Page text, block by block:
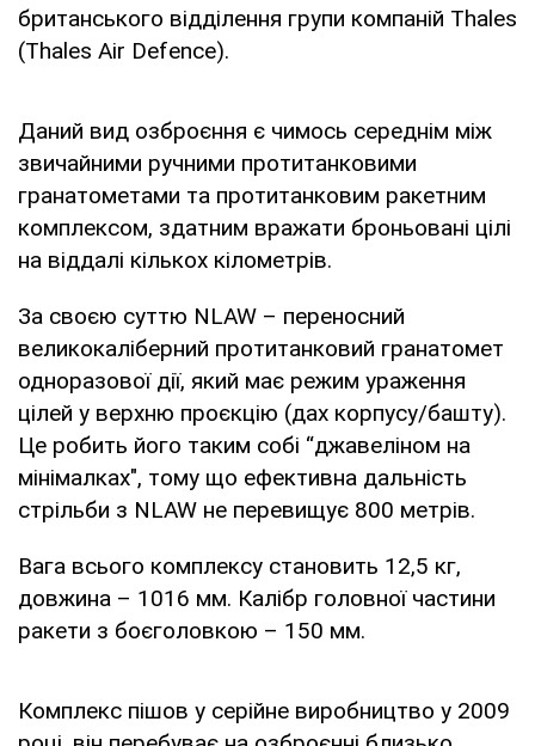
британського відділення групи компаній Thales
(Thales Air Defence).
Даний вид озброєння є чимось середнім між
звичайними ручними протитанковими
гранатометами та протитанковим ракетним
комплексом, здатним вражати броньовані цілі
на віддалі кількох кілометрів.
За своєю суттю NLAW – переносний
великокаліберний протитанковий гранатомет
одноразової дії, який має режим ураження
цілей у верхню проєкцію (дах корпусу/башту).
Це робить його таким собі “джавеліном на
мінімалках", тому що ефективна дальність
стрільби з NLAW не перевищує 800 метрів.
Вага всього комплексу становить 12,5 кг,
довжина – 1016 мм. Калібр головної частини
ракети з боєголовкою – 150 мм.
Комплекс пішов у серійне виробництво у 2009